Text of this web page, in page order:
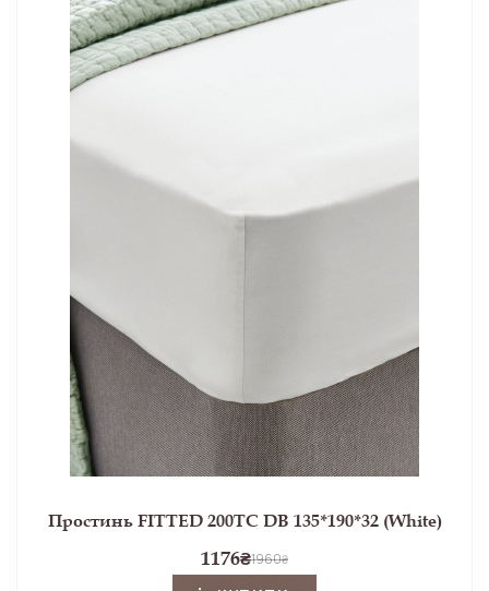
Простинь FITTED 200TC DB 135*190*32 (White)
1176₴1960₴